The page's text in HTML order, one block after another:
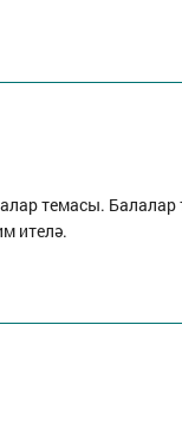
темасы. Балалар
ителә.